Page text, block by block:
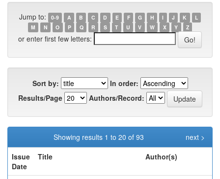
Jump to: 0-9 A B C D E F G H I J K
L
M
N O P Q R S T U V W X Y Z
or enter first few letters:
Sort by:
In order:
Results/Page
Authors/Record:
Showing results 1 to 20 of 93
next >
Issue
Date
Title Author(s)